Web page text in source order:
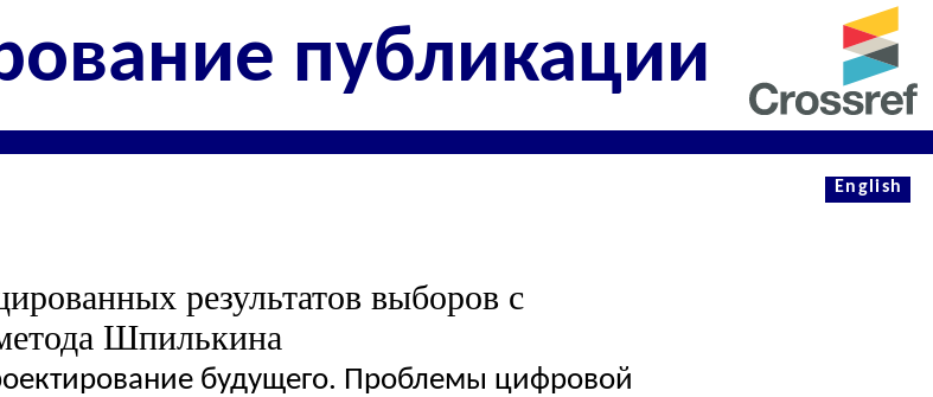
публикации
English
результатов выборов с
Шпилькина
будущего. Проблемы цифровой